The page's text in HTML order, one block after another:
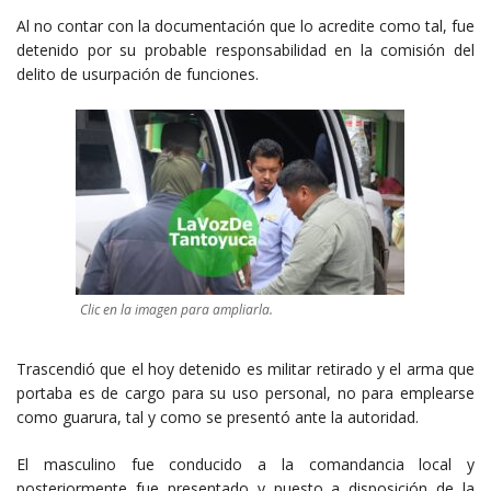
Al no contar con la documentación que lo acredite como tal, fue
detenido por su probable responsabilidad en la comisión del
delito de usurpación de funciones.
Clic en la imagen para ampliarla.
Trascendió que el hoy detenido es militar retirado y el arma que
portaba es de cargo para su uso personal, no para emplearse
como guarura, tal y como se presentó ante la autoridad.
El masculino fue conducido a la comandancia local y